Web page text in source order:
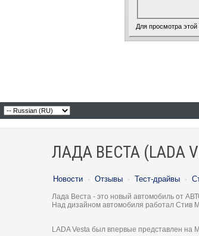
Для просмотра
ЛАДА ВЕСТА (LADA
Новости · Отзывы · Тест-драйвы ·
Лада Веста - это новый автомобиль от
Над дизайном автомобиля работал Стив
LADA Vesta был впервые представлен на